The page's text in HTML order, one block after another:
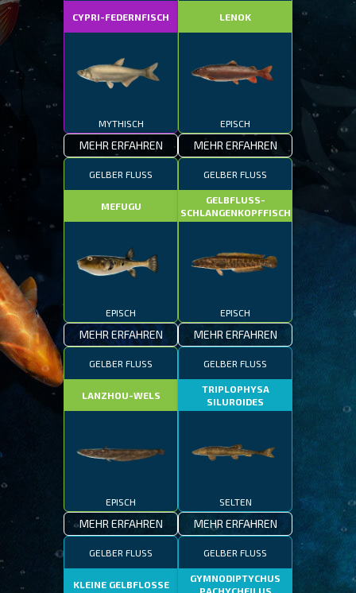
CYPRI-FEDERNFISCH
MYTHISCH
MEHR ERFAHREN
LENOK
EPISCH
MEHR ERFAHREN
GELBER FLUSS
MEFUGU
EPISCH
MEHR ERFAHREN
GELBER FLUSS
GELBFLUSS-
SCHLANGENKOPFFISCH
EPISCH
MEHR ERFAHREN
GELBER FLUSS
LANZHOU-WELS
EPISCH
MEHR ERFAHREN
GELBER FLUSS
TRIPLOPHYSA
SILUROIDES
SELTEN
MEHR ERFAHREN
GELBER FLUSS
KLEINE GELBFLOSSE
GELBER FLUSS
GYMNODIPTYCHUS
PACHYCHEILUS